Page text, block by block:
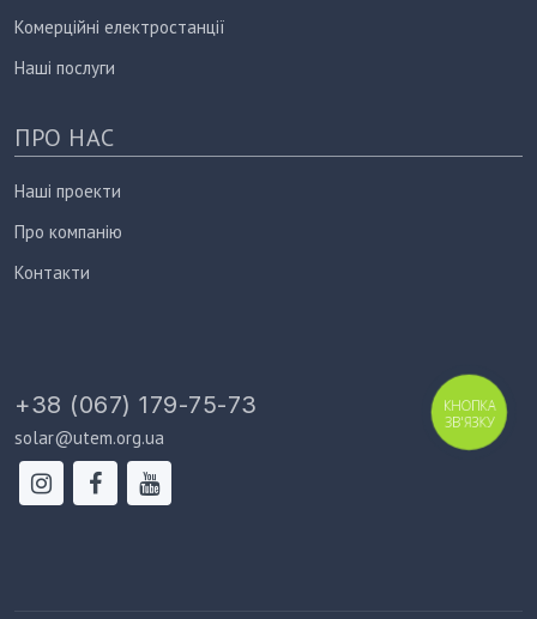
Комерційні електростанції
Наші послуги
ПРО НАС
Наші проекти
Про компанію
Контакти
+38 (067) 179-75-73
solar@utem.org.ua
КНОПКА
ЗВ'ЯЗКУ